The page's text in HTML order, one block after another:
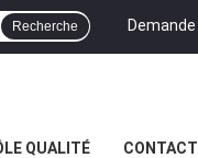
Recherche
QUALITÉ